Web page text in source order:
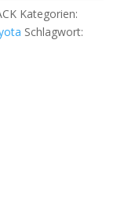
Kategorien:
Schlagwort: